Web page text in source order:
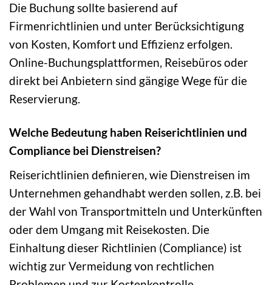
Die Buchung sollte basierend auf
Firmenrichtlinien und unter Berücksichtigung
von Kosten, Komfort und Effizienz erfolgen.
Online-Buchungsplattformen, Reisebüros oder
direkt bei Anbietern sind gängige Wege für die
Reservierung.
Welche Bedeutung haben Reiserichtlinien und
Compliance bei Dienstreisen?
Reiserichtlinien definieren, wie Dienstreisen im
Unternehmen gehandhabt werden sollen, z.B. bei
der Wahl von Transportmitteln und Unterkünften
oder dem Umgang mit Reisekosten. Die
Einhaltung dieser Richtlinien (Compliance) ist
wichtig zur Vermeidung von rechtlichen